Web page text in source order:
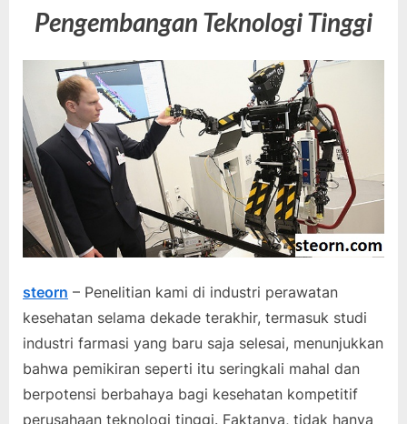
Pengembangan Teknologi Tinggi
steorn – Penelitian kami di industri perawatan
kesehatan selama dekade terakhir, termasuk studi
industri farmasi yang baru saja selesai, menunjukkan
bahwa pemikiran seperti itu seringkali mahal dan
berpotensi berbahaya bagi kesehatan kompetitif
perusahaan teknologi tinggi. Faktanya, tidak hanya